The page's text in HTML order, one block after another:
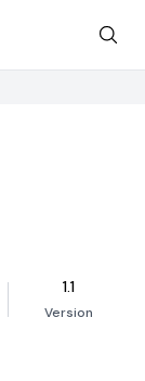
1.1
Version